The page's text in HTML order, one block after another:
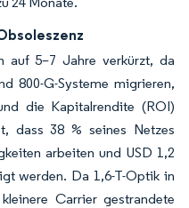
auf 5–7 Jahre verkürzt, da
800-G-Systeme migrieren,
die Kapitalrendite (ROI)
dass 38 % seines Netzes
arbeiten und USD 1,2
werden. Da 1,6-T-Optik in
Carrier gestrandete